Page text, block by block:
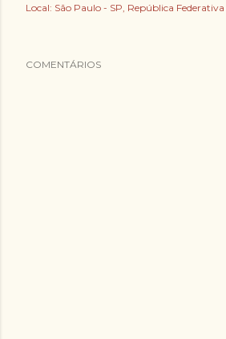
Local: São Paulo - SP, República
COMENTÁRIOS